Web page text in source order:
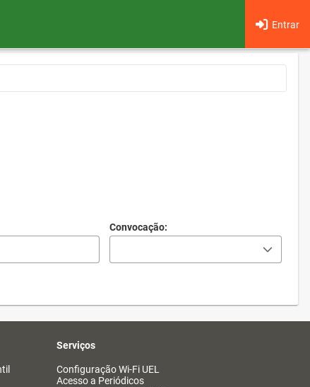
Entrar
Convocação:
Serviços
Configuração Wi-Fi UEL
Acesso a Periódicos